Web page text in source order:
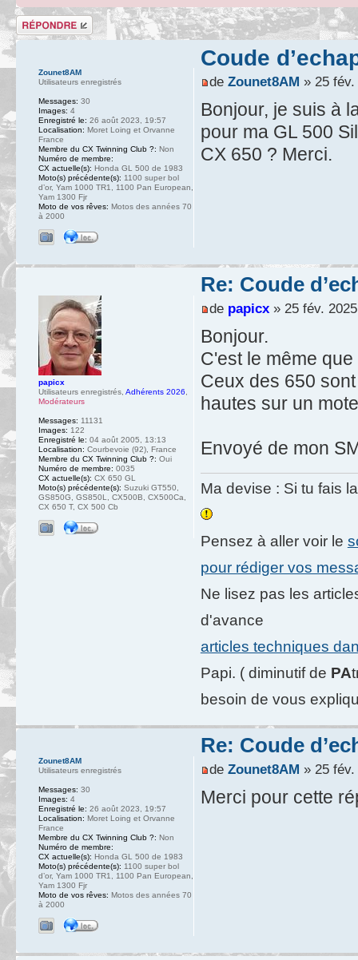
Répondre
Coude
de Zounet8AM » 25
Bonjour, je suis à
pour ma GL 500
CX 650 ? Merci.
Zounet8AM
Utilisateurs enregistrés
Messages: 30
Images: 4
Enregistré le: 26 août 2023, 19:57
Localisation: Moret Loing et Orvanne
France
Membre du CX Twinning Club ?: Non
Numéro de membre:
CX actuelle(s): Honda GL 500 de 1983
Moto(s) précédente(s): 1100 super bol
d’or, Yam 1000 TR1, 1100 Pan European,
Yam 1300 Fjr
Moto de vos rêves: Motos des années 70
à 2000
Re: Coude
de papicx» 25 fév.
Bonjour.
C'est le même
Ceux des 650
hautes sur un
Envoyé de mon
Ma devise : Si tu fais
Pensez à aller voir le
pour rédiger vos
Ne lisez pas les
d'avance
articles techniques
Papi. ( diminutif de PA
besoin de vous
papicx
Utilisateurs enregistrés Adhérents 2026
Modérateurs
Messages: 11131
Images: 122
Enregistré le: 04 août 2005, 13:13
Localisation: Courbevoie (92), France
Membre du CX Twinning Club ?: Oui
Numéro de membre: 0035
CX actuelle(s): CX 650 GL
Moto(s) précédente(s): Suzuki GT550,
GS850G, GS850L, CX500B, CX500Ca,
CX 650 T, CX 500 Cb
Re: Coude
de Zounet8AM » 25
Merci pour cette
Zounet8AM
Utilisateurs enregistrés
Messages: 30
Images: 4
Enregistré le: 26 août 2023, 19:57
Localisation: Moret Loing et Orvanne
France
Membre du CX Twinning Club ?: Non
Numéro de membre:
CX actuelle(s): Honda GL 500 de 1983
Moto(s) précédente(s): 1100 super bol
d’or, Yam 1000 TR1, 1100 Pan European,
Yam 1300 Fjr
Moto de vos rêves: Motos des années 70
à 2000